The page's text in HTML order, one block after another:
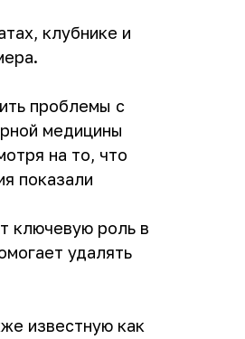
клубнике и
проблемы с
медицины
на то, что
показали
ключевую роль в
удалять
известную как